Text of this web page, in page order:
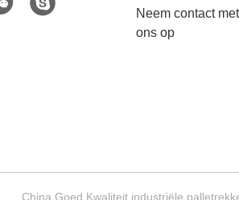
Neem contact met
ons op
China Goed Kwaliteit industriële